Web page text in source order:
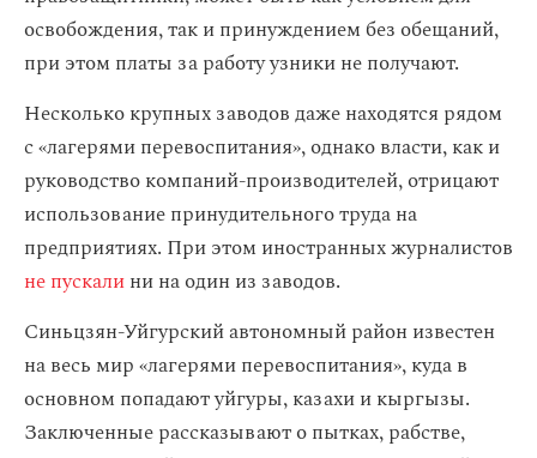
освобождения, так и принуждением без обещаний,
при этом платы за работу узники не получают.
Несколько крупных заводов даже находятся рядом
с «лагерями перевоспитания», однако власти, как и
руководство компаний-производителей, отрицают
использование принудительного труда на
предприятиях. При этом иностранных журналистов
не пускалини на один из заводов.
Синьцзян-Уйгурский автономный район известен
на весь мир «лагерями перевоспитания», куда в
основном попадают уйгуры, казахи и кыргызы.
Заключенные рассказывают о пытках, рабстве,